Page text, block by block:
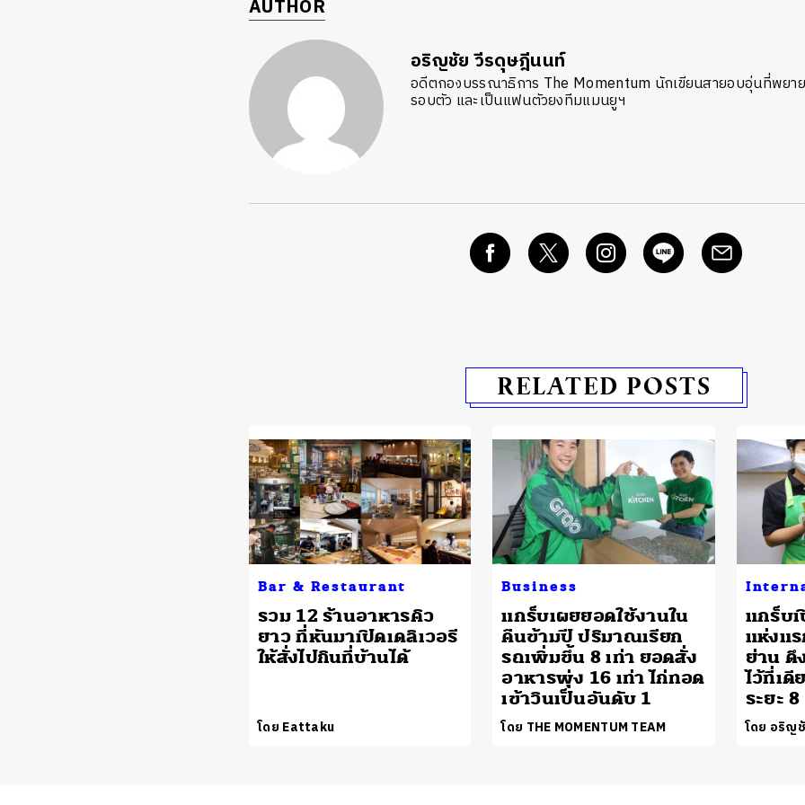
AUTHOR
อริญชัย วีรดุษฎีนนท์
อดีตกองบรรณาธิการ The Momentum นักเขียนสายอบอุ่นที่พยา
รอบตัว และเป็นแฟนตัวยงทีมแมนยูฯ
RELATED POSTS
Bar & Restaurant
รวม 12 ร้านอาหารคิว
ยาว ที่หันมาเปิดเดลิเวอรี
ให้สั่งไปกินที่บ้านได้
โดย Eattaku
Business
แกร็บเผยยอดใช้งานใน
คืนข้ามปี ปริมาณเรียก
รถเพิ่มขึ้น 8 เท่า ยอดสั่ง
อาหารพุ่ง 16 เท่า ไก่ทอด
เข้าวินเป็นอันดับ 1
โดย THE MOMENTUM TEAM
แกร็บเ
แห่งแ
ย่าน ดึ
ไว้ที่เดี
ระยะ
โดย อริญ